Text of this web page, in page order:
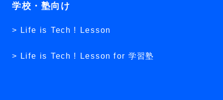
学校・塾向け
Life is Tech ! Lesson
Life is Tech ! Lesson for 学習塾